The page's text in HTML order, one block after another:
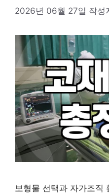
2026년 06월 27일 작성
보형물 선택과 자가조직